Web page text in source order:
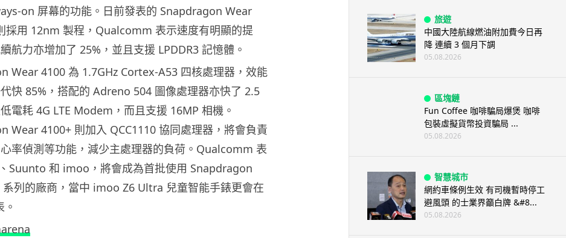
on 屏幕的功能。日前發表的 Snapdragon Wear
採用 12nm 製程，Qualcomm 表示速度有明顯的提
航力亦增加了 25%，並且支援 LPDDR3 記憶體。
Wear 4100 為 1.7GHz Cortex-A53 四核處理器，效能
快 85%，搭配的 Adreno 504 圖像處理器亦快了 2.5
電耗 4G LTE Modem，而且支援 16MP 相機。
Wear 4100+ 則加入 QCC1110 協同處理器，將會負責
率偵測等功能，減少主處理器的負荷。Qualcomm 表
Suunto 和 imoo，將會成為首批使用 Snapdragon
列的廠商，當中 imoo Z6 Ultra 兒童智能手錶更會在
旅遊
中國大陸航線燃油附加費今日再
降 連續 3 個月下調
05.08.2026
區塊鏈
Fun Coffee 咖啡騙局爆煲 咖啡
包裝虛擬貨幣投資騙局 ...
05.08.2026
智慧城市
網約車條例生效 有司機暫時停工
避風頭 的士業界籲白牌 &#8...
05.08.2026